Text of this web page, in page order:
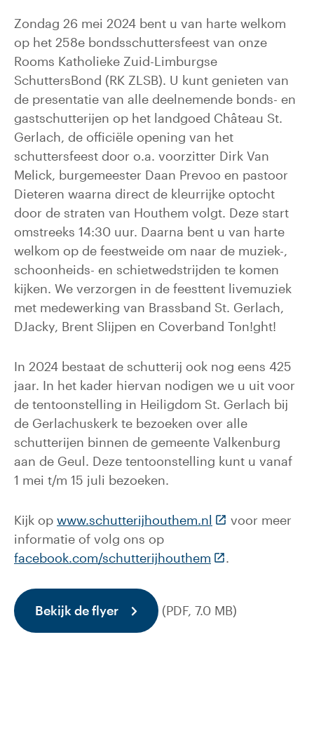
Zondag 26 mei 2024 bent u van harte welkom
op het 258e bondsschuttersfeest van onze
Rooms Katholieke Zuid-Limburgse
SchuttersBond (RK ZLSB). U kunt genieten van
de presentatie van alle deelnemende bonds- en
gastschutterijen op het landgoed Château St.
Gerlach, de officiële opening van het
schuttersfeest door o.a. voorzitter Dirk Van
Melick, burgemeester Daan Prevoo en pastoor
Dieteren waarna direct de kleurrijke optocht
door de straten van Houthem volgt. Deze start
omstreeks 14:30 uur. Daarna bent u van harte
welkom op de feestweide om naar de muziek-,
schoonheids- en schietwedstrijden te komen
kijken. We verzorgen in de feesttent livemuziek
met medewerking van Brassband St. Gerlach,
DJacky, Brent Slijpen en Coverband Ton!ght!
In 2024 bestaat de schutterij ook nog eens 425
jaar. In het kader hiervan nodigen we u uit voor
de tentoonstelling in Heiligdom St. Gerlach bij
de Gerlachuskerk te bezoeken over alle
schutterijen binnen de gemeente Valkenburg
aan de Geul. Deze tentoonstelling kunt u vanaf
1 mei t/m 15 juli bezoeken.
Kijk op www.schutterijhouthem.nl (Deze link gaat
voor meer
informatie of volg ons op
facebook.com/schutterijhouthem (Deze link gaat
.
Bekijk de flyer (PDF, 7.0 MB)